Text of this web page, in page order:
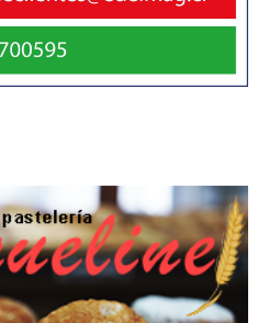
público privada en pos de la
en la región».